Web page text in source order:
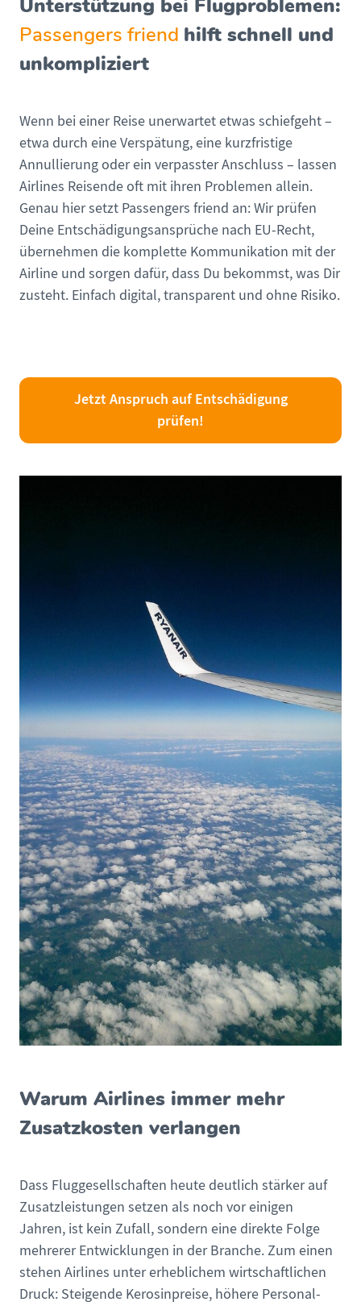
Unterstützung bei Flugproblemen:
Passengers friend hilft schnell und
unkompliziert
Wenn bei einer Reise unerwartet etwas schiefgeht –
etwa durch eine Verspätung, eine kurzfristige
Annullierung oder ein verpasster Anschluss – lassen
Airlines Reisende oft mit ihren Problemen allein.
Genau hier setzt Passengers friend an: Wir prüfen
Deine Entschädigungsansprüche nach EU-Recht,
übernehmen die komplette Kommunikation mit der
Airline und sorgen dafür, dass Du bekommst, was Dir
zusteht. Einfach digital, transparent und ohne Risiko.
Jetzt Anspruch auf Entschädigung
prüfen!
Warum Airlines immer mehr
Zusatzkosten verlangen
Dass Fluggesellschaften heute deutlich stärker auf
Zusatzleistungen setzen als noch vor einigen
Jahren, ist kein Zufall, sondern eine direkte Folge
mehrerer Entwicklungen in der Branche. Zum einen
stehen Airlines unter erheblichem wirtschaftlichen
Druck: Steigende Kerosinpreise, höhere Personal-